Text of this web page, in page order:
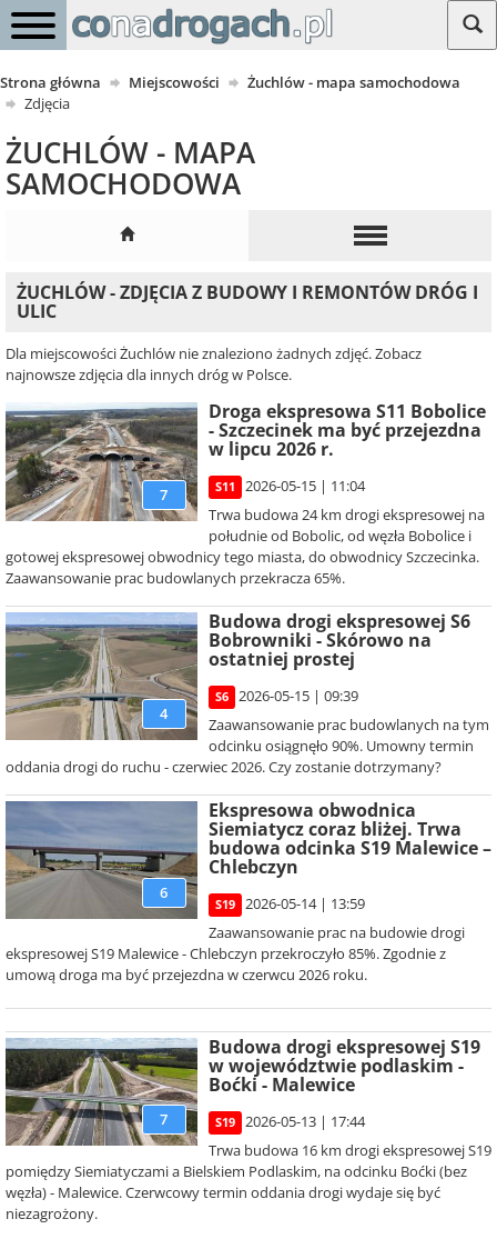
Strona główna Miejscowości
Żuchlów - mapa samochodowa
Zdjęcia
ŻUCHLÓW - MAPA
SAMOCHODOWA
ŻUCHLÓW - ZDJĘCIA Z BUDOWY I REMONTÓW DRÓG I
ULIC
Dla miejscowości Żuchlów nie znaleziono żadnych zdjęć. Zobacz
najnowsze zdjęcia dla innych dróg w Polsce.
7
Droga ekspresowa S11 Bobolice
- Szczecinek ma być przejezdna
w lipcu 2026 r.
S11
2026-05-15 | 11:04
Trwa budowa 24 km drogi ekspresowej na
południe od Bobolic, od węzła Bobolice i
gotowej ekspresowej obwodnicy tego miasta, do obwodnicy Szczecinka.
Zaawansowanie prac budowlanych przekracza 65%.
4
Budowa drogi ekspresowej S6
Bobrowniki - Skórowo na
ostatniej prostej
S6
2026-05-15 | 09:39
Zaawansowanie prac budowlanych na tym
odcinku osiągnęło 90%. Umowny termin
oddania drogi do ruchu - czerwiec 2026. Czy zostanie dotrzymany?
6
Ekspresowa obwodnica
Siemiatycz coraz bliżej. Trwa
budowa odcinka S19 Malewice –
Chlebczyn
S19
2026-05-14 | 13:59
Zaawansowanie prac na budowie drogi
ekspresowej S19 Malewice - Chlebczyn przekroczyło 85%. Zgodnie z
umową droga ma być przejezdna w czerwcu 2026 roku.
7
Budowa drogi ekspresowej S19
w województwie podlaskim -
Boćki - Malewice
S19
2026-05-13 | 17:44
Trwa budowa 16 km drogi ekspresowej S19
pomiędzy Siemiatyczami a Bielskiem Podlaskim, na odcinku Boćki (bez
węzła) - Malewice. Czerwcowy termin oddania drogi wydaje się być
niezagrożony.